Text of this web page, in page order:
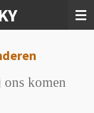
ons komen